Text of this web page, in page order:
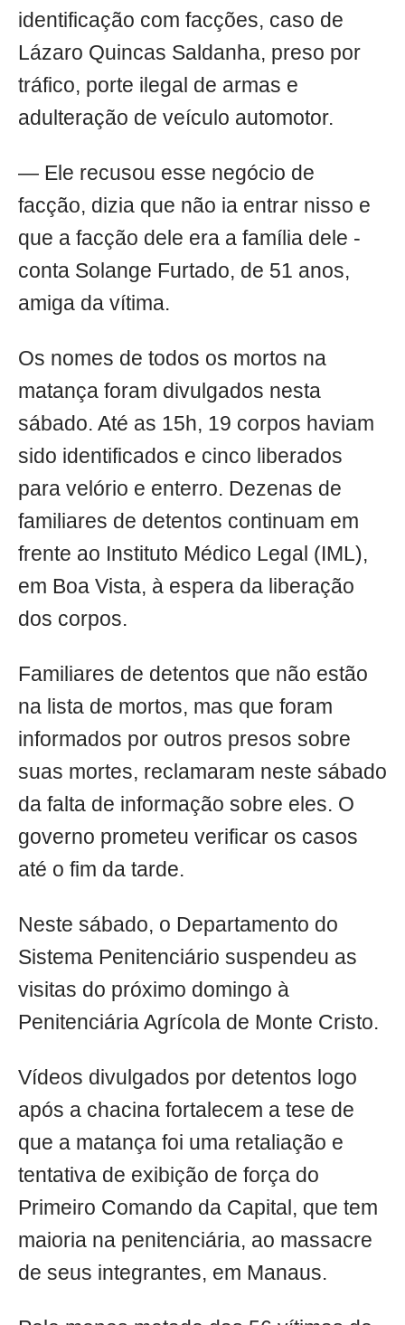
identificação com facções, caso de
Lázaro Quincas Saldanha, preso por
tráfico, porte ilegal de armas e
adulteração de veículo automotor.
— Ele recusou esse negócio de
facção, dizia que não ia entrar nisso e
que a facção dele era a família dele -
conta Solange Furtado, de 51 anos,
amiga da vítima.
Os nomes de todos os mortos na
matança foram divulgados nesta
sábado. Até as 15h, 19 corpos haviam
sido identificados e cinco liberados
para velório e enterro. Dezenas de
familiares de detentos continuam em
frente ao Instituto Médico Legal (IML),
em Boa Vista, à espera da liberação
dos corpos.
Familiares de detentos que não estão
na lista de mortos, mas que foram
informados por outros presos sobre
suas mortes, reclamaram neste sábado
da falta de informação sobre eles. O
governo prometeu verificar os casos
até o fim da tarde.
Neste sábado, o Departamento do
Sistema Penitenciário suspendeu as
visitas do próximo domingo à
Penitenciária Agrícola de Monte Cristo.
Vídeos divulgados por detentos logo
após a chacina fortalecem a tese de
que a matança foi uma retaliação e
tentativa de exibição de força do
Primeiro Comando da Capital, que tem
maioria na penitenciária, ao massacre
de seus integrantes, em Manaus.